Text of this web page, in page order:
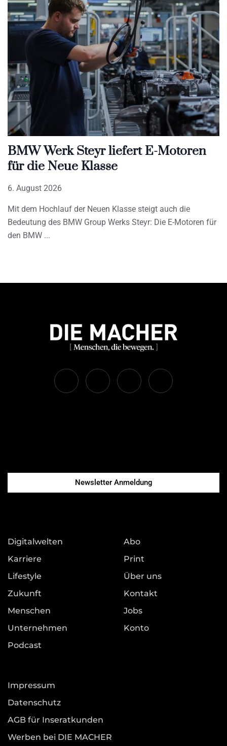
BMW Werk Steyr liefert E-Motoren
für die Neue Klasse
6. August 2026
Mit dem Hochlauf der Neuen Klasse steigt auch die
Bedeutung des BMW Group Werks Steyr: Die E-Motoren für
den BMW
Newsletter Anmeldung
Digitalwelten
Karriere
Lifestyle
Zukunft
Menschen
Unternehmen
Podcast
Abo
Print
Über uns
Kontakt
Jobs
Konto
Impressum
Datenschutz
AGB für Inseratkunden
Werben bei DIE MACHER